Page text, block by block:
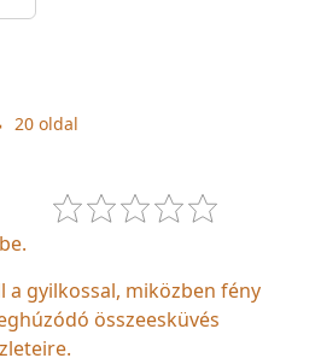
20 oldal
a gyilkossal, miközben fény
összeesküvés